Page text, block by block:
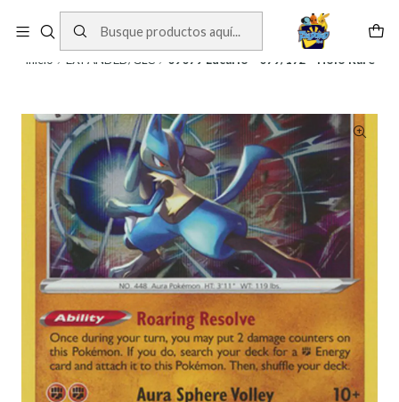
Inicio EXPANDED/GLC 09079 Lucario - 079/172 - Holo Rare